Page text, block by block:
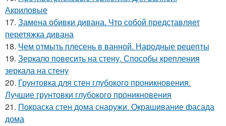
Акриловые
17. Замена обивки дивана. Что собой представляет
перетяжка дивана
18. Чем отмыть плесень в ванной. Народные рецепты
19. Зеркало повесить на стену. Способы крепления
зеркала на стену
20. Грунтовка для стен глубокого проникновения.
Лучшие грунтовки глубокого проникновения
21. Покраска стен дома снаружи. Окрашивание фасада
дома